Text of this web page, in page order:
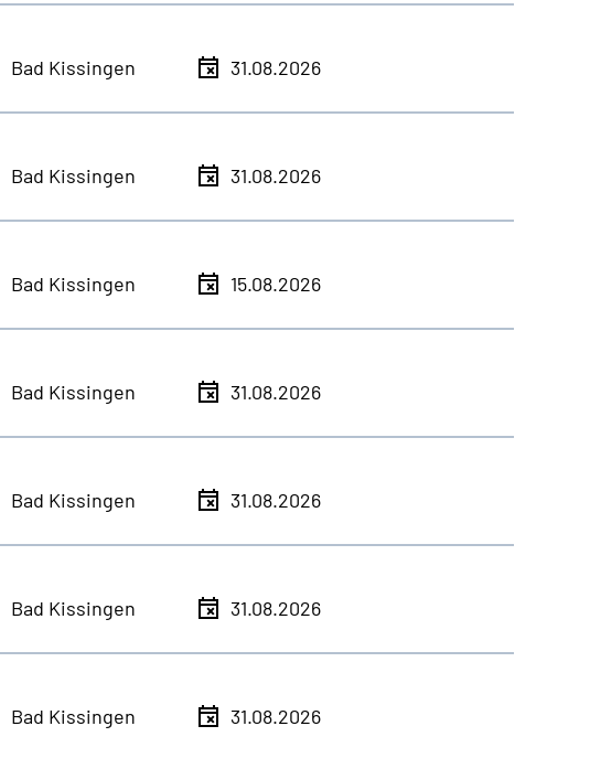
Bad Kissingen 31.08.2026
Bad Kissingen 31.08.2026
Bad Kissingen 15.08.2026
Bad Kissingen 31.08.2026
Bad Kissingen 31.08.2026
Bad Kissingen 31.08.2026
Bad Kissingen 31.08.2026